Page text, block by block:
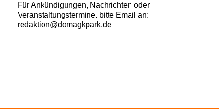
Für Ankündigungen, Nachrichten oder
Veranstaltungstermine, bitte Email an:
redaktion@domagkpark.de